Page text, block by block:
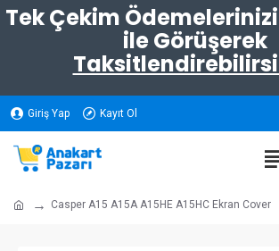
Tek Çekim
ile Görüşerek
Giriş Yap Kayıt Ol
Casper A15 A15A A15HE A15HC Ekran Cover